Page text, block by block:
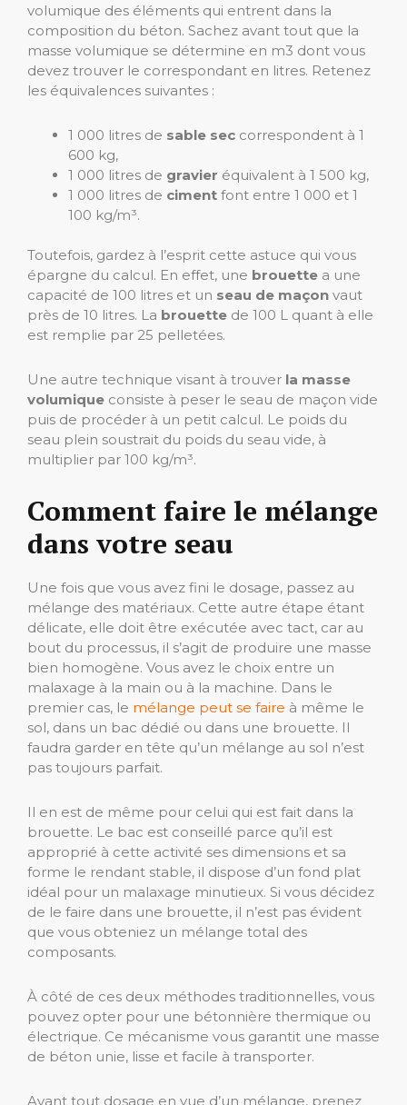
volumique des éléments qui entrent dans la
composition du béton. Sachez avant tout que la
masse volumique se détermine en m3 dont vous
devez trouver le correspondant en litres. Retenez
les équivalences suivantes :
1 000 litres de sable sec correspondent à 1
600 kg,
1 000 litres de gravier équivalent à 1 500 kg,
1 000 litres de ciment font entre 1 000 et 1
100 kg/m³.
Toutefois, gardez à l’esprit cette astuce qui vous
épargne du calcul. En effet, une brouette a une
capacité de 100 litres et un seau de maçon vaut
près de 10 litres. La brouette de 100 L quant à elle
est remplie par 25 pelletées.
Une autre technique visant à trouver la masse
volumique consiste à peser le seau de maçon vide
puis de procéder à un petit calcul. Le poids du
seau plein soustrait du poids du seau vide, à
multiplier par 100 kg/m³.
Comment faire le mélange
dans votre seau
Une fois que vous avez fini le dosage, passez au
mélange des matériaux. Cette autre étape étant
délicate, elle doit être exécutée avec tact, car au
bout du processus, il s’agit de produire une masse
bien homogène. Vous avez le choix entre un
malaxage à la main ou à la machine. Dans le
premier cas, le mélange peut se faire à même le
sol, dans un bac dédié ou dans une brouette. Il
faudra garder en tête qu’un mélange au sol n’est
pas toujours parfait.
Il en est de même pour celui qui est fait dans la
brouette. Le bac est conseillé parce qu’il est
approprié à cette activité ses dimensions et sa
forme le rendant stable, il dispose d’un fond plat
idéal pour un malaxage minutieux. Si vous décidez
de le faire dans une brouette, il n’est pas évident
que vous obteniez un mélange total des
composants.
À côté de ces deux méthodes traditionnelles, vous
pouvez opter pour une bétonnière thermique ou
électrique. Ce mécanisme vous garantit une masse
de béton unie, lisse et facile à transporter.
Avant tout dosage en vue d’un mélange, prenez